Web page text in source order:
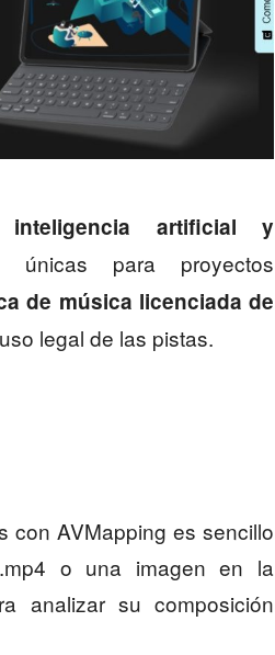
inteligencia artificial y
para proyectos
de música licenciada de
legal de las pistas.
con AVMapping es sencillo
o una imagen en la
analizar su composición